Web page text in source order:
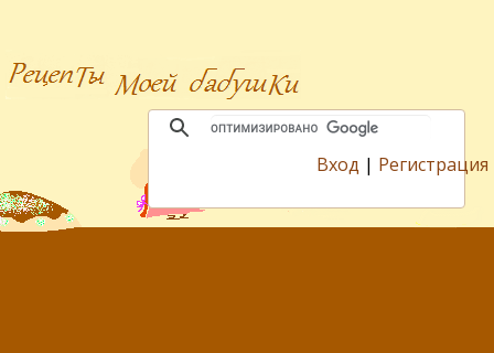
Вход | Регистрация